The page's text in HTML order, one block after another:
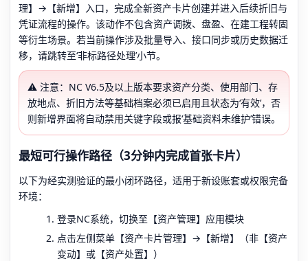
理】→【新增】入口，完成全新资产卡片创建并进入后续折旧与
凭证流程的操作。该动作不包含资产调拨、盘盈、在建工程转固
等衍生场景。若当前操作涉及批量导入、接口同步或历史数据迁
移，请跳转至‘非标路径处理’小节。
⚠️ 注意：NC V6.5及以上版本要求资产分类、使用部门、存
放地点、折旧方法等基础档案必须已启用且状态为‘有效’，否
则新增界面将自动禁用关键字段或报‘基础资料未维护’错误。
最短可行操作路径（3分钟内完成首张卡片）
以下为经实测验证的最小闭环路径，适用于新设账套或权限完备
环境：
登录NC系统，切换至【资产管理】应用模块
点击左侧菜单【资产卡片管理】→【新增】（非【资产
变动】或【资产处置】）